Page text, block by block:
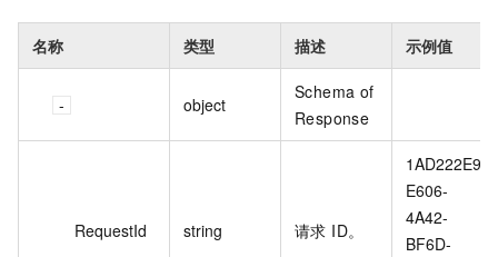
名称 类型 描述 示例值
object
Schema of
Response
RequestId string 请求 ID。
1AD222E9-
E606-
4A42-
BF6D-